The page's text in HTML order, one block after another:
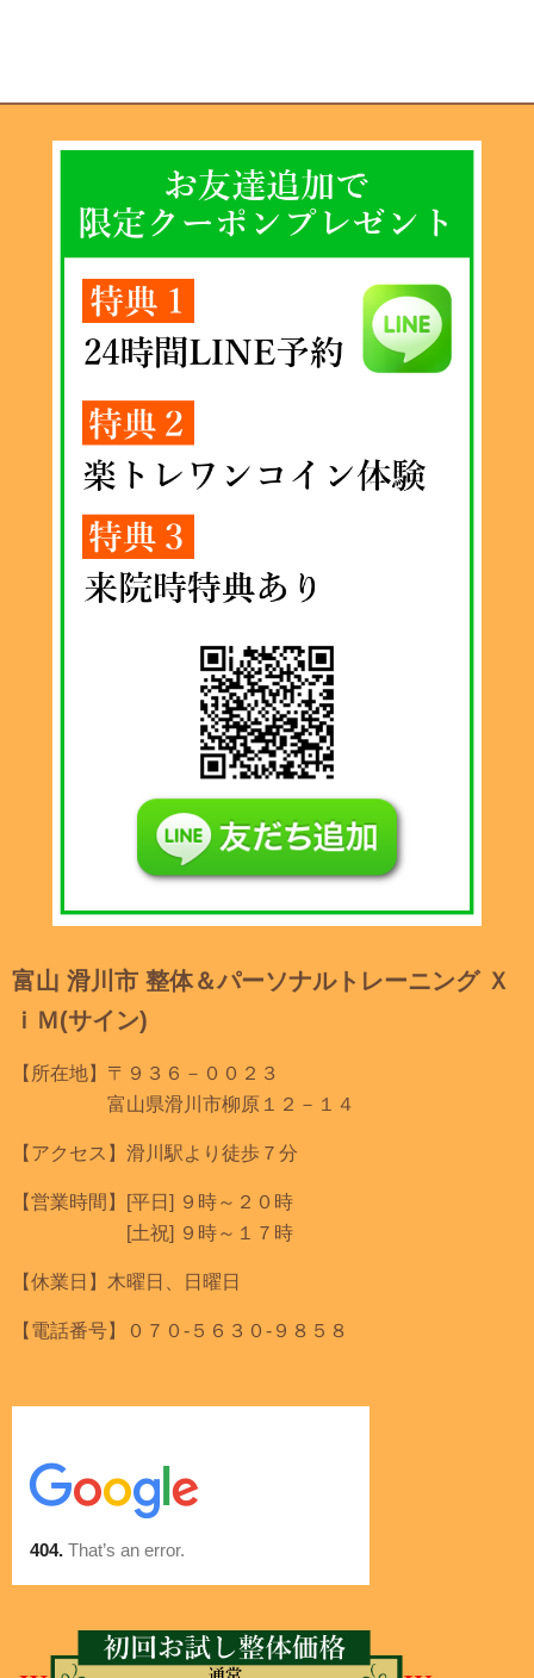
富山 滑川市 整体＆パーソナルトレーニング Ｘ
ｉＭ(サイン)
【所在地】〒９３６－００２３
富山県滑川市柳原１２－１４
【アクセス】滑川駅より徒歩７分
【営業時間】[平日] ９時～２０時
[土祝] ９時～１７時
【休業日】木曜日、日曜日
【電話番号】０７０-５６３０-９８５８